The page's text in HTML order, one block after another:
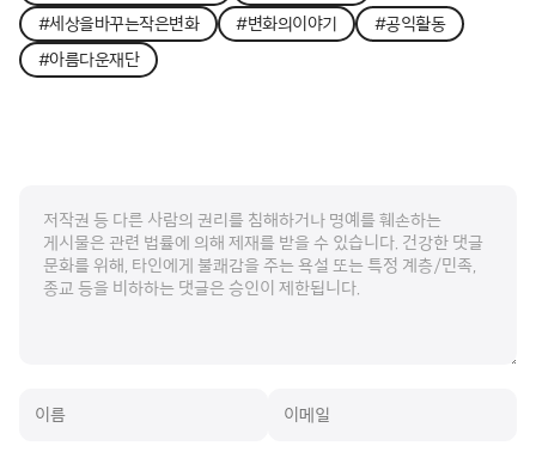
#세상을바꾸는작은변화
#변화의이야기
#공익활동
#아름다운재단